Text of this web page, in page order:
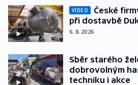
VIDEO
České
při dostavbě
6. 8. 2026
Sběr starého
dobrovolným
techniku i akce